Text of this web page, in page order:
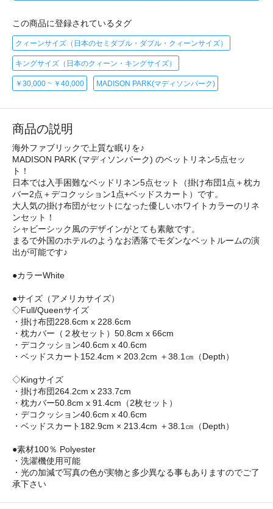
この商品に登録されているタグ
クィーンサイズ（日本のセミダブル・ダブル・クィーンサイズ）
キングサイズ（日本のクィーン・キングサイズ）
￥30,000 ~ ￥40,000 MADISON PARK(マディソンパーク)
商品の説明
海外ファブリックで上質な眠りを♪
MADISON PARK (マディソンパーク) のベットリネン5点セッ
ト！
日本では入手困難なベッドリネン5点セット（掛け布団1点＋枕カ
バー2点＋デコクッション1点+ベッドスカート）です。
大人気の掛け布団がセットになった優しいホワイトカラーのリネ
ンセット！
シャビーシック風のデザインがとても素敵です。
まるで外国のホテルのようなお洒落でモダンなベットルームの演
出が可能です♪
●カラーWhite
●サイズ（アメリカサイズ）
◇Full/Queenサイズ
・掛け布団228.6cm x 228.6cm
・枕カバー（２枚セット）50.8cm x 66cm
・デコクッション40.6cm x 40.6cm
・ベッドスカート152.4cm × 203.2cm ＋38.1㎝（Depth）
◇Kingサイズ
・掛け布団264.2cm x 233.7cm
・枕カバー50.8cm x 91.4cm（2枚セット）
・デコクッション40.6cm x 40.6cm
・ベッドスカート182.9cm × 213.4cm ＋38.1㎝（Depth）
●素材100％ Polyester
・洗濯機使用可能
・光の加減で写真の色が実物と多少異なる事もありますのでご了
承下さい